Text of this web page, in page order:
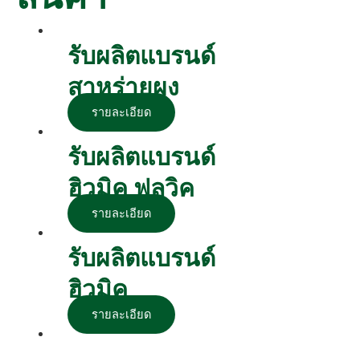
รับผลิตแบรนด์
สาหร่ายผง
รายละเอียด
รับผลิตแบรนด์
ฮิวมิค ฟูลวิค
รายละเอียด
รับผลิตแบรนด์
ฮิวมิค
รายละเอียด